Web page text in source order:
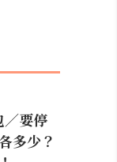
要停
多少？